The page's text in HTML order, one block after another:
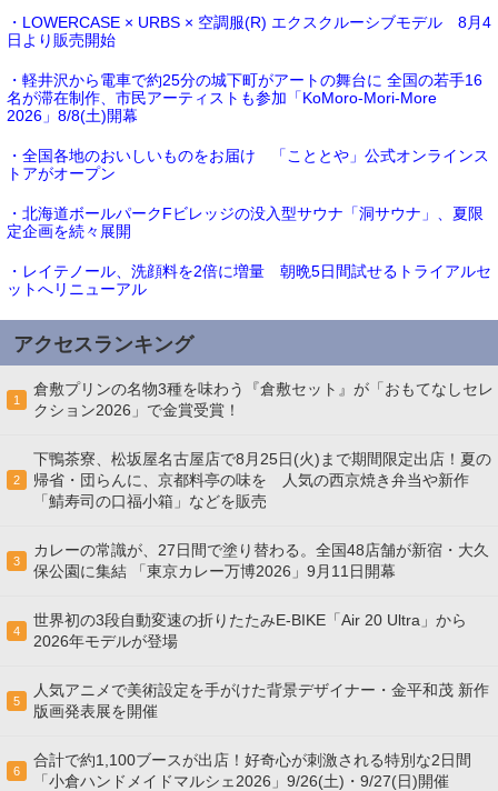
・LOWERCASE × URBS × 空調服(R) エクスクルーシブモデル 8月4
日より販売開始
・軽井沢から電車で約25分の城下町がアートの舞台に 全国の若手16
名が滞在制作、市民アーティストも参加「KoMoro-Mori-More
2026」8/8(土)開幕
・全国各地のおいしいものをお届け 「こととや」公式オンラインス
トアがオープン
・北海道ボールパークFビレッジの没入型サウナ「洞サウナ」、夏限
定企画を続々展開
・レイテノール、洗顔料を2倍に増量 朝晩5日間試せるトライアルセ
ットへリニューアル
アクセスランキング
1
倉敷プリンの名物3種を味わう『倉敷セット』が「おもてなしセレ
クション2026」で金賞受賞！
2
下鴨茶寮、松坂屋名古屋店で8月25日(火)まで期間限定出店！夏の
帰省・団らんに、京都料亭の味を 人気の西京焼き弁当や新作
「鯖寿司の口福小箱」などを販売
3
カレーの常識が、27日間で塗り替わる。全国48店舗が新宿・大久
保公園に集結 「東京カレー万博2026」9月11日開幕
4
世界初の3段自動変速の折りたたみE-BIKE「Air 20 Ultra」から
2026年モデルが登場
5
人気アニメで美術設定を手がけた背景デザイナー・金平和茂 新作
版画発表展を開催
6
合計で約1,100ブースが出店！好奇心が刺激される特別な2日間
「小倉ハンドメイドマルシェ2026」9/26(土)・9/27(日)開催